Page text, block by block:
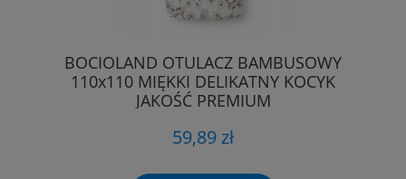
BOCIOLAND OTULACZ BAMBUSOWY
110x110 MIĘKKI DELIKATNY KOCYK
JAKOŚĆ PREMIUM
59,89 zł